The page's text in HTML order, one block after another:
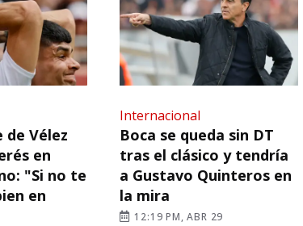
de Vélez
en
"Si no te
en
Internacional
Boca se queda sin DT
tras el clásico y tendría
a Gustavo Quinteros en
la mira
12:19 PM, ABR 29